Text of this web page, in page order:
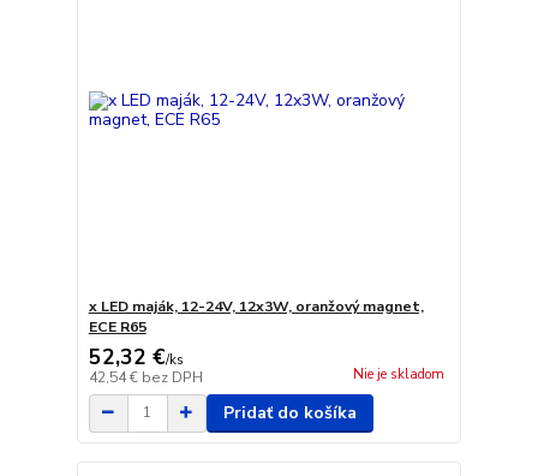
x LED maják, 12-24V, 12x3W, oranžový magnet,
ECE R65
52,32 €/ks
42,54 € bez DPH Nie je skladom
Pridať do košíka